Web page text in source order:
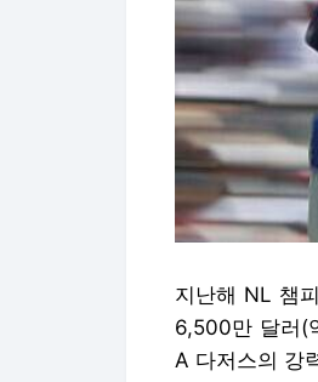
지난해 NL 챔
6,500만 달러(
A 다저스의 강